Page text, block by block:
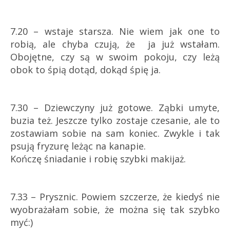
7.20 – wstaje starsza. Nie wiem jak one to
robią, ale chyba czują, że ja już wstałam.
Obojętne, czy są w swoim pokoju, czy leżą
obok to śpią dotąd, dokąd śpię ja.
7.30 – Dziewczyny już gotowe. Ząbki umyte,
buzia też. Jeszcze tylko zostaje czesanie, ale to
zostawiam sobie na sam koniec. Zwykle i tak
psują fryzurę leżąc na kanapie.
Kończę śniadanie i robię szybki makijaż.
7.33 – Prysznic. Powiem szczerze, że kiedyś nie
wyobrażałam sobie, że można się tak szybko
myć:)